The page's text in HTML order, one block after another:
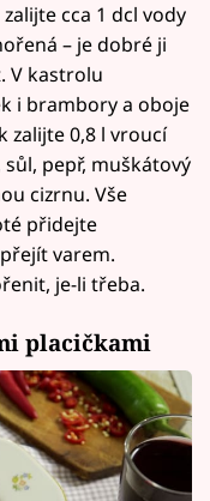
cca 1 dcl vody
– je dobré ji
V kastrolu
i brambory a oboje
zalijte 0,8 l vroucí
pepř, muškátový
cizrnu. Vše
přidejte
varem.
je-li třeba.
placičkami